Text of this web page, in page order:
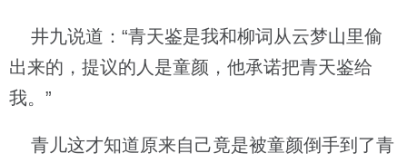
井九说道：“青天鉴是我和柳词从云梦山里偷
出来的，提议的人是童颜，他承诺把青天鉴给
我。”
青儿这才知道原来自己竟是被童颜倒手到了青